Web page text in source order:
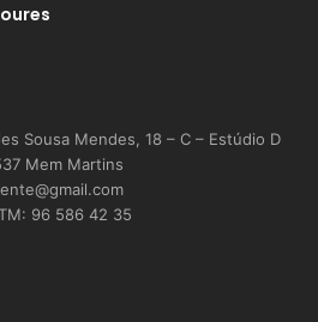
Sousa Mendes, 18 – C – Estúdio D
Mem Martins
96 586 42 35